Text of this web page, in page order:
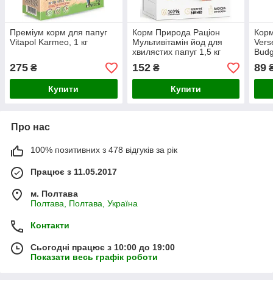
Преміум корм для папуг
Vitapol Karmeo, 1 кг
275 ₴
Купити
Корм Природа Раціон
Мультивітамін йод для
хвилястих папуг 1,5 кг
152₴
Купити
0,5
89
Про нас
100% позитивних з 478 відгуків за рік
Працює з 11.05.2017
м. Полтава
Полтава, Полтава, Україна
Контакти
Сьогодні працює з 10:00 до 19:00
Показати весь графік роботи